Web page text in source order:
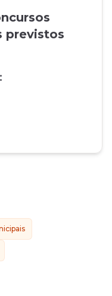
previstos